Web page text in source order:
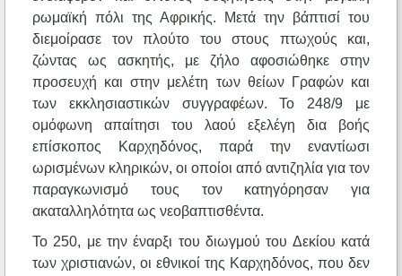
ρωμαϊκή πόλι της Αφρικής. Μετά την βάπτισί του
διεμοίρασε τον πλούτο του στους πτωχούς και,
ζώντας ως ασκητής, με ζήλο αφοσιώθηκε στην
προσευχή και στην μελέτη των θείων Γραφών και
των εκκλησιαστικών συγγραφέων. Το 248/9 με
ομόφωνη απαίτησι του λαού εξελέγη δια βοής
επίσκοπος Καρχηδόνος, παρά την εναντίωσι
ωρισμένων κληρικών, οι οποίοι από αντιζηλία για τον
παραγκωνισμό τους τον κατηγόρησαν για
ακαταλληλότητα ως νεοβαπτισθέντα.
Το 250, με την έναρξι του διωγμού του Δεκίου κατά
των χριστιανών, οι εθνικοί της Καρχηδόνος, που δεν